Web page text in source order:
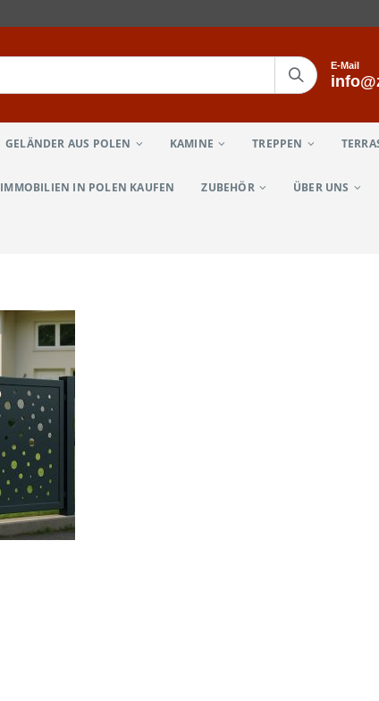
E-Mail
GELÄNDER AUS POLEN KAMINE TREPPEN
IMMOBILIEN IN POLEN KAUFEN ZUBEHÖR ÜBER UNS